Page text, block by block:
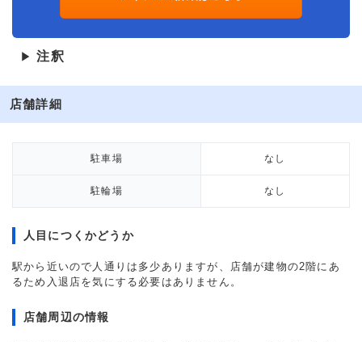
▶ 注釈
店舗詳細
駐車場 なし
駐輪場 なし
人目につくかどうか
駅から近いので人通りは多少ありますが、店舗が建物の2階にあ
るため入退店を気にする必要はありません。
店舗周辺の情報